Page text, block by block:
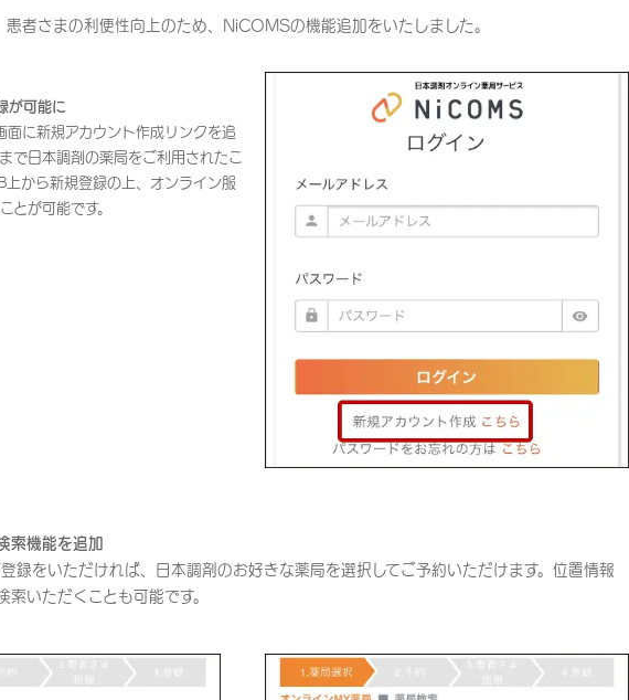
患者さまの利便性向上のため、NiCOMSの機能追加をいたしました。
が可能に
に新規アカウント作成リンクを追
で日本調剤の薬局をご利用されたこ
から新規登録の上、オンライン服
とが可能です。
索機能を追加
をいただければ、日本調剤のお好きな薬局を選択してご予約いただけます。位置情報
索いただくことも可能です。